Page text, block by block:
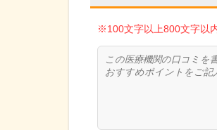
※100文字以上800文字以